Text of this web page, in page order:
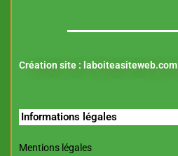
Création site : laboiteasiteweb.com
Informations légales
Mentions légales